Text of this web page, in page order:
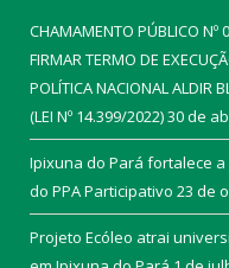
CHAMAMENTO PÚBLICO Nº
FIRMAR TERMO DE
POLÍTICA NACIONAL ALDIR
(LEI Nº 14.399/2022)30 de
Ipixuna do Pará fortalece
do PPA Participativo 23 de
Projeto Ecóleo atrai